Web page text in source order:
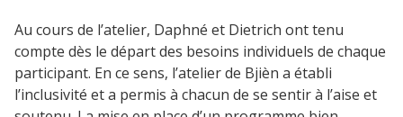
Au cours de l’atelier, Daphné et Dietrich ont tenu
compte dès le départ des besoins individuels de chaque
participant. En ce sens, l’atelier de Bjièn a établi
l’inclusivité et a permis à chacun de se sentir à l’aise et